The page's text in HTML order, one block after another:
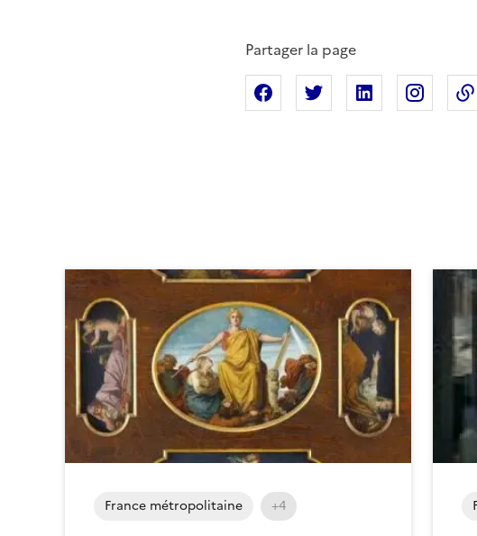
Partager la page
Partager sur Facebook
Partager sur XPartager sur
France métropolitaine +4